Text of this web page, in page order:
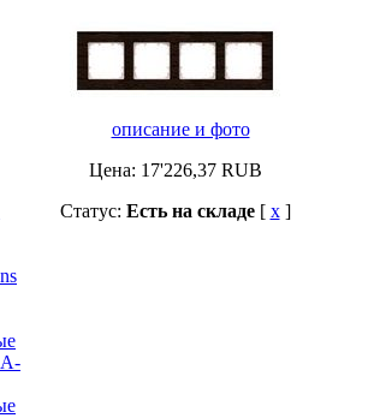
описание и фото
Цена: 17'226,37RUB
Статус: Есть на складе[ x]